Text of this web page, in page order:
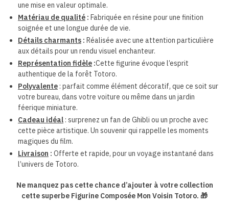
une mise en valeur optimale.
Matériau de qualité : Fabriquée en résine pour une finition
soignée et une longue durée de vie.
Détails charmants : Réalisée avec une attention particulière
aux détails pour un rendu visuel enchanteur.
Représentation fidèle :Cette figurine évoque l’esprit
authentique de la forêt Totoro.
Polyvalente : parfait comme élément décoratif, que ce soit sur
votre bureau, dans votre voiture ou même dans un jardin
féerique miniature.
Cadeau idéal : surprenez un fan de Ghibli ou un proche avec
cette pièce artistique. Un souvenir qui rappelle les moments
magiques du film.
Livraison : Offerte et rapide, pour un voyage instantané dans
l’univers de Totoro.
Ne manquez pas cette chance d’ajouter à votre collection
cette superbe Figurine Composée Mon Voisin Totoro. 🎁